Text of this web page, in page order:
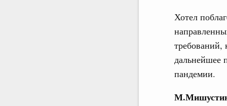
Хотел
требований,
дальнейшее
пандемии.